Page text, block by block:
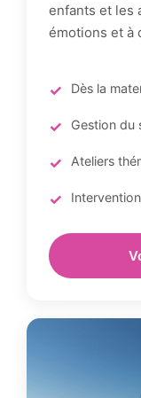
enfants et les
émotions et à
Dès la
Gestion du
Ateliers